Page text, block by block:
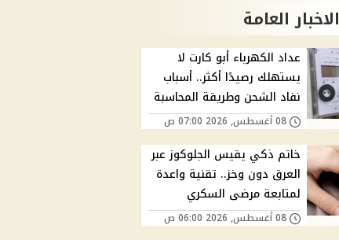
الاخبار العامة
عداد الكهرباء أبو كارت لا
يستهلك رصيدًا أكثر.. أسباب
نفاد الشحن وطريقة المحاسبة
08 أغسطس, 2026 07:00 ص
خاتم ذكي يقيس الجلوكوز عبر
العرق دون وخز.. تقنية واعدة
لمتابعة مرضى السكري
08 أغسطس, 2026 06:00 ص